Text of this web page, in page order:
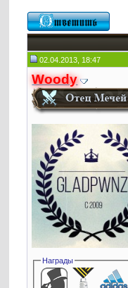
02.04.2013, 18:47
Woody
Награды